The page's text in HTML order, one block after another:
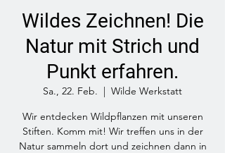
Wildes Zeichnen! Die
Natur mit Strich und
Punkt erfahren.
Sa., 22. Feb.
  |
Wilde Werkstatt
Wir entdecken Wildpflanzen mit unseren
Stiften. Komm mit! Wir treffen uns in der
Natur sammeln dort und zeichnen dann in